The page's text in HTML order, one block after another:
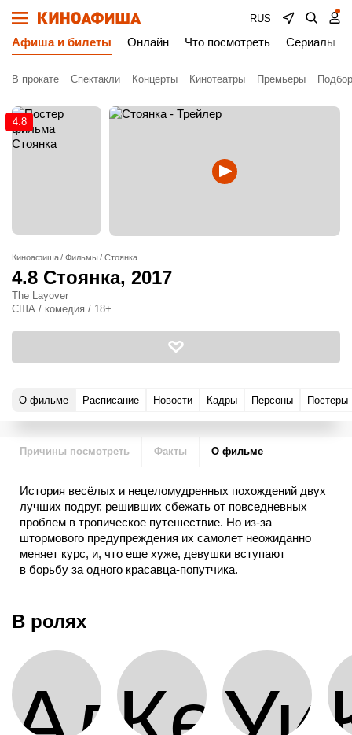
RUS
Афиша и билеты Онлайн Что посмотреть Сериалы
В прокате Спектакли Концерты Кинотеатры Премьеры
4.8
Киноафиша Фильмы Стоянка
4.8 Стоянка, 2017
The Layover
США / комедия / 18+
О фильме Расписание Новости Кадры Персоны Постеры
Причины посмотреть Факты О фильме
История весёлых и нецеломудренных похождений двух
лучших подруг, решивших сбежать от повседневных
проблем в тропическое путешествие. Но из-за
штормового предупреждения их самолет неожиданно
меняет курс, и, что еще хуже, девушки вступают
в борьбу за одного красавца-попутчика.
В ролях